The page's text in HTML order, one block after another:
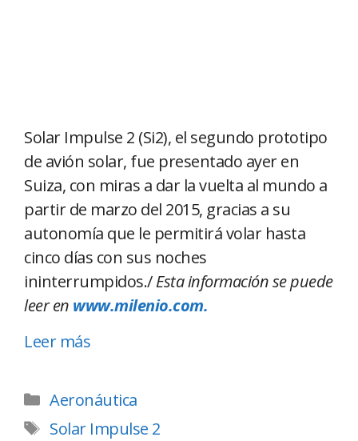
Solar Impulse 2 (Si2), el segundo prototipo
de avión solar, fue presentado ayer en
Suiza, con miras a dar la vuelta al mundo a
partir de marzo del 2015, gracias a su
autonomía que le permitirá volar hasta
cinco días con sus noches
ininterrumpidos./Esta información se puede
leer en www.milenio.com.
Leer más
Aeronáutica
Solar Impulse 2